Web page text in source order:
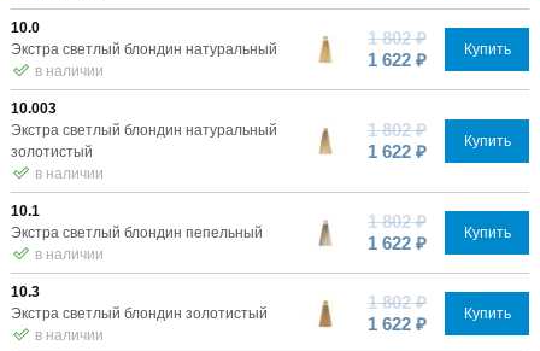
10.0
Экстра светлый блондин натуральный
в наличии
1 802 ₽
1 622 ₽
Купить
10.003
Экстра светлый блондин натуральный
золотистый
в наличии
1 802 ₽
1 622 ₽
Купить
10.1
Экстра светлый блондин пепельный
в наличии
1 802 ₽
1 622 ₽
Купить
10.3
Экстра светлый блондин золотистый
в наличии
1 802 ₽
1 622 ₽
Купить